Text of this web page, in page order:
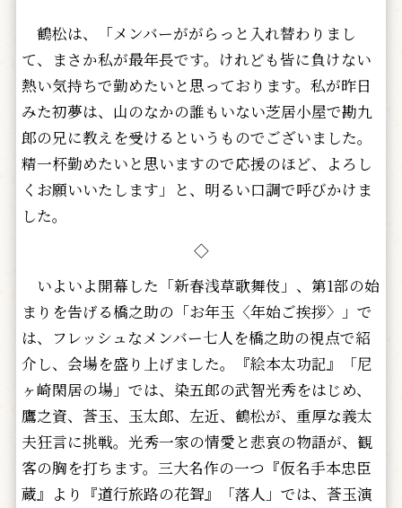
鶴松は、「メンバーががらっと入れ替わりまし
て、まさか私が最年長です。けれども皆に負けない
熱い気持ちで勤めたいと思っております。私が昨日
みた初夢は、山のなかの誰もいない芝居小屋で勘九
郎の兄に教えを受けるというものでございました。
精一杯勤めたいと思いますので応援のほど、よろし
くお願いいたします」と、明るい口調で呼びかけま
した。
◇
いよいよ開幕した「新春浅草歌舞伎」、第1部の始
まりを告げる橋之助の「お年玉〈年始ご挨拶〉」で
は、フレッシュなメンバー七人を橋之助の視点で紹
介し、会場を盛り上げました。『絵本太功記』「尼
ヶ崎閑居の場」では、染五郎の武智光秀をはじめ、
鷹之資、莟玉、玉太郎、左近、鶴松が、重厚な義太
夫狂言に挑戦。光秀一家の情愛と悲哀の物語が、観
客の胸を打ちます。三大名作の一つ『仮名手本忠臣
蔵』より『道行旅路の花聟』「落人」では、莟玉演